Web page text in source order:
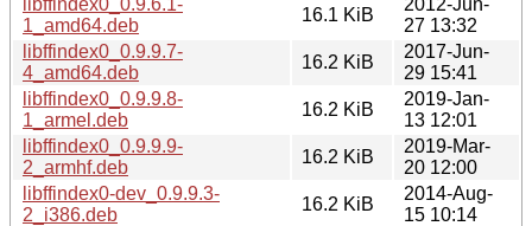
1_amd64.deb
16.1 KiB
27 13:32
libffindex0_0.9.9.7-
4_amd64.deb
16.2 KiB
2017-Jun-
29 15:41
libffindex0_0.9.9.8-
1_armel.deb
16.2 KiB
2019-Jan-
13 12:01
libffindex0_0.9.9.9-
2_armhf.deb
16.2 KiB
2019-Mar-
20 12:00
libffindex0-dev_0.9.9.3-
2_i386.deb
16.2 KiB
2014-Aug-
15 10:14